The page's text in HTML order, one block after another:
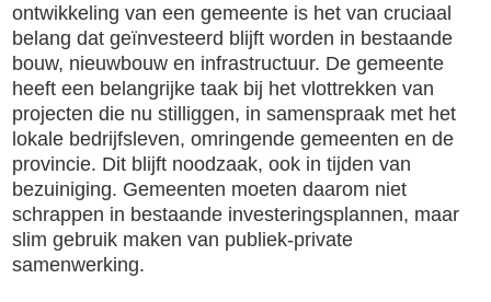
ontwikkeling van een gemeente is het van cruciaal
belang dat geïnvesteerd blijft worden in bestaande
bouw, nieuwbouw en infrastructuur. De gemeente
heeft een belangrijke taak bij het vlottrekken van
projecten die nu stilliggen, in samenspraak met het
lokale bedrijfsleven, omringende gemeenten en de
provincie. Dit blijft noodzaak, ook in tijden van
bezuiniging. Gemeenten moeten daarom niet
schrappen in bestaande investeringsplannen, maar
slim gebruik maken van publiek-private
samenwerking.